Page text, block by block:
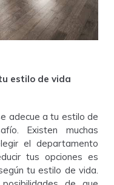
estilo de vida
adecue a tu estilo de
Existen muchas
el departamento
tus opciones es
tu estilo de vida.